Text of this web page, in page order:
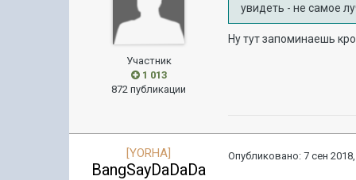
Участник
1 013
872 публикации
увидеть - не самое
Ну тут запоминаешь
[YORHA]
BangSayDaDaDa
Опубликовано:7 сен